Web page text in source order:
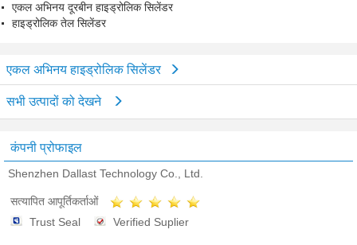
एकल अभिनय दूरबीन हाइड्रोलिक सिलेंडर
हाइड्रोलिक तेल सिलेंडर
एकल अभिनय हाइड्रोलिक सिलेंडर
सभी उत्पादों को देखने
कंपनी प्रोफाइल
Shenzhen Dallast Technology Co., Ltd.
सत्यापित आपूर्तिकर्ताओं
Trust Seal
Verified Suplier